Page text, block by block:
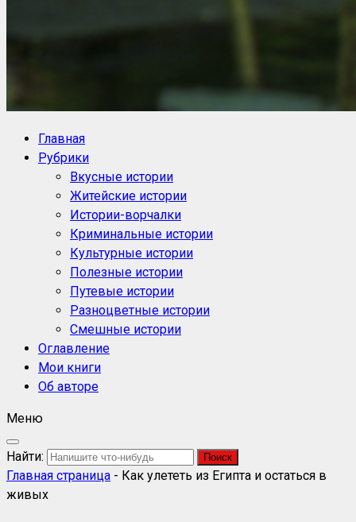
Блог историй NoorySan
Главная
Рубрики
Вкусные истории
Житейские истории
Истории-ворчалки
Криминальные истории
Культурные истории
Полезные истории
Путевые истории
Разноцветные истории
Смешные истории
Оглавление
Мои книги
Об авторе
Меню
Найти:
Главная страница - Как улететь из Египта и остаться в
живых